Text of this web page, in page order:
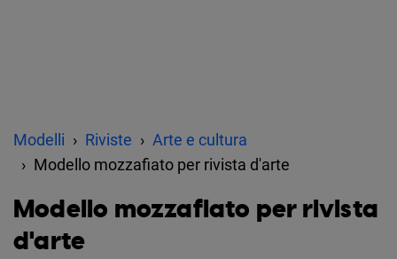
Modelli Riviste
Arte e cultura
Modello mozzafiato per rivista d'arte
Modello mozzafiato per rivista
d'arte